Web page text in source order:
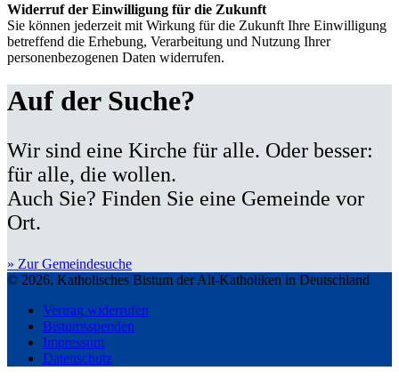
Widerruf der Einwilligung für die Zukunft
Sie können jederzeit mit Wirkung für die Zukunft Ihre Einwilligung
betreffend die Erhebung, Verarbeitung und Nutzung Ihrer
personenbezogenen Daten widerrufen.
Auf der Suche?
Wir sind eine Kirche für alle. Oder besser:
für alle, die wollen.
Auch Sie? Finden Sie eine Gemeinde vor
Ort.
» Zur Gemeindesuche
© 2026, Katholisches Bistum der Alt-Katholiken in Deutschland
Vertrag widerrufen
Bistumsspenden
Impressum
Datenschutz